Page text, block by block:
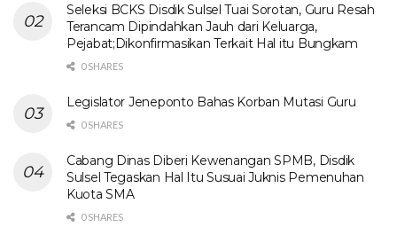
Seleksi BCKS Disdik Sulsel Tuai Sorotan, Guru Resah
Terancam Dipindahkan Jauh dari Keluarga,
Pejabat;Dikonfirmasikan Terkait Hal itu Bungkam
0 SHARES
Legislator Jeneponto Bahas Korban Mutasi Guru
0 SHARES
Cabang Dinas Diberi Kewenangan SPMB, Disdik
Sulsel Tegaskan Hal Itu Susuai Juknis Pemenuhan
Kuota SMA
0 SHARES